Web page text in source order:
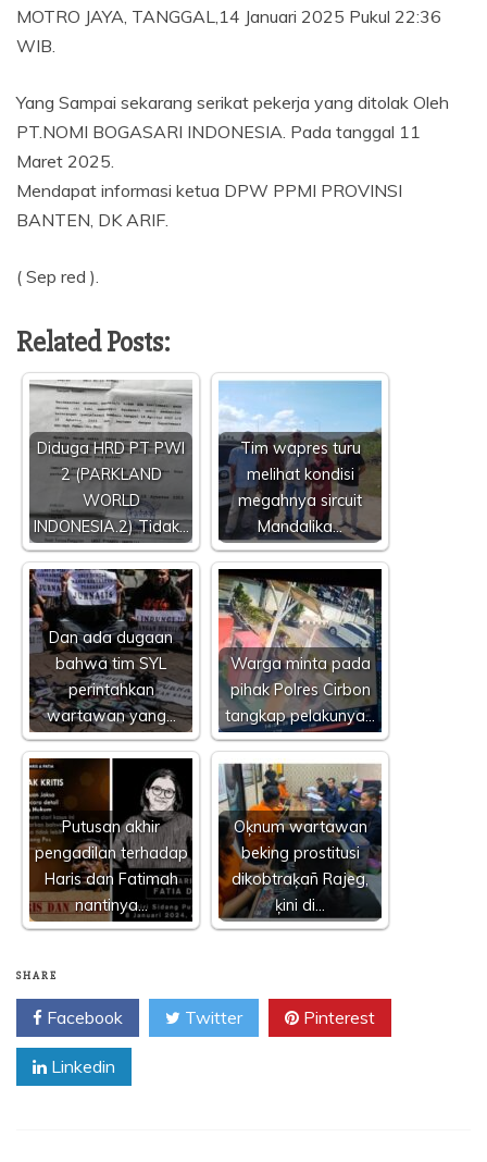
MOTRO JAYA, TANGGAL,14 Januari 2025 Pukul 22:36
WIB.
Yang Sampai sekarang serikat pekerja yang ditolak Oleh
PT.NOMI BOGASARI INDONESIA. Pada tanggal 11
Maret 2025.
Mendapat informasi ketua DPW PPMI PROVINSI
BANTEN, DK ARIF.
( Sep red ).
Related Posts:
Diduga HRD PT PWI
2 (PARKLAND
WORLD
INDONESIA.2) Tidak…
Tim wapres turu
melihat kondisi
megahnya sircuit
Mandalika…
Dan ada dugaan
bahwa tim SYL
perintahkan
wartawan yang…
Warga minta pada
pihak Polres Cirbon
tangkap pelakunya…
Putusan akhir
pengadilan terhadap
Haris dan Fatimah
nantinya…
Oķnum wartawan
beking prostitusi
dikobtraķañ Rajeg,
ķini di…
SHARE
Facebook Twitter Pinterest
Linkedin